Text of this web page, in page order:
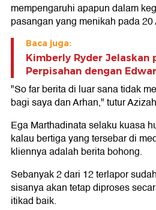
mempengaruhi apapun dalam
pasangan yang menikah pada
Baca juga:
Kimberly Ryder Jelaskan
Perpisahan dengan
"So far berita di luar sana tidak
bagi saya dan Arhan," tutur
Ega Marthadinata selaku kuasa
kalau bertiga yang tersebar di
kliennya adalah berita bohong.
Sebanyak 2 dari 12 terlapor
sisanya akan tetap diproses
itikad baik.